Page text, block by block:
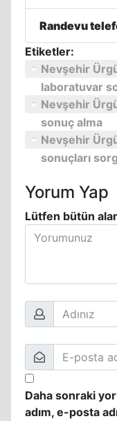
Randevu
Etiketler:
Nevşehir
laboratuvar
Nevşehir
sonuç alma
Nevşehir
sonuçları
Yorum Yap
Lütfen bütün
Daha sonraki
adım, e-posta